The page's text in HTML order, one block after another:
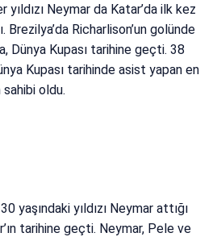
yıldızı Neymar da Katar’da ilk kez
Brezilya’da Richarlison’un golünde
Dünya Kupası tarihine geçti. 38
Kupası tarihinde asist yapan en
sahibi oldu.
yaşındaki yıldızı Neymar attığı
tarihine geçti. Neymar, Pele ve